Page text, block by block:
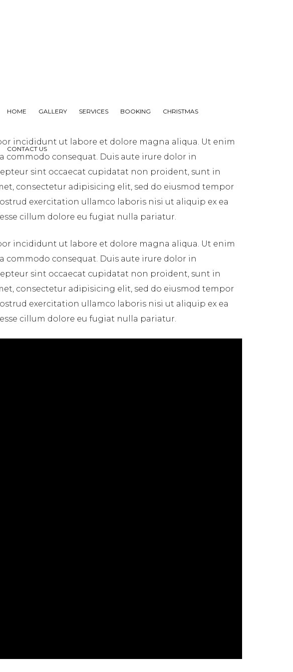
HOME GALLERY SERVICES BOOKING CHRISTMAS
CONTACT US
incididunt ut labore et dolore magna aliqua. Ut enim
commodo consequat. Duis aute irure dolor in
sint occaecat cupidatat non proident, sunt in
consectetur adipisicing elit, sed do eiusmod tempor
exercitation ullamco laboris nisi ut aliquip ex ea
cillum dolore eu fugiat nulla pariatur.
incididunt ut labore et dolore magna aliqua. Ut enim
commodo consequat. Duis aute irure dolor in
sint occaecat cupidatat non proident, sunt in
consectetur adipisicing elit, sed do eiusmod tempor
exercitation ullamco laboris nisi ut aliquip ex ea
cillum dolore eu fugiat nulla pariatur.